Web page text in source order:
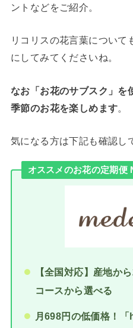
ントなどをご紹介。
リコリスの花言葉について
にしてみてくださいね。
なお「お花のサブスク」を
季節のお花を楽しめます。
気になる方は下記も確認し
オススメのお花の定期便
【全国対応】産地か
コースから選べる
月698円の低価格！